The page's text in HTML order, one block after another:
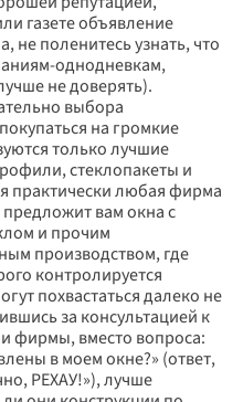
газете объявление
не поленитесь узнать, что
однодневкам,
не доверять).
выбора
на громкие
только лучшие
стеклопакеты и
практически любая фирма
вам окна с
и прочим
производством, где
контролируется
похвастаться далеко не
за консультацией к
фирмы, вместо вопроса:
в моем окне?» (ответ,
РЕХАУ!»), лучше